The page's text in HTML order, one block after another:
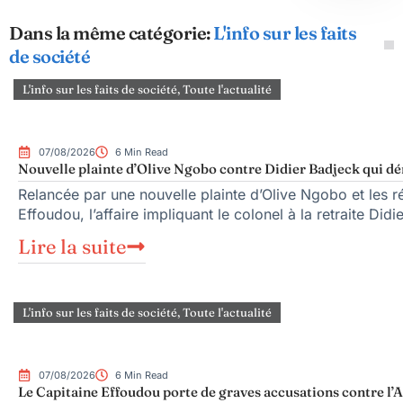
Dans la même catégorie:L'info sur les faits
de société
L'info sur les faits de société,Toute l'actualité
07/08/2026 6 Min Read
Nouvelle plainte d’Olive Ngobo contre Didier Badjeck qui
Relancée par une nouvelle plainte d’Olive Ngobo et les
Effoudou, l’affaire impliquant le colonel à la retraite
Lire la suite
L'info sur les faits de société,Toute l'actualité
07/08/2026 6 Min Read
Le Capitaine Effoudou porte de graves accusations contre